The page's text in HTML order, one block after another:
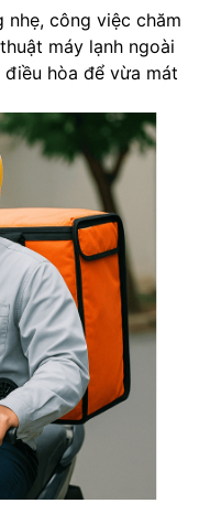
nhẹ, công việc chăm
máy lạnh ngoài
hòa để vừa mát